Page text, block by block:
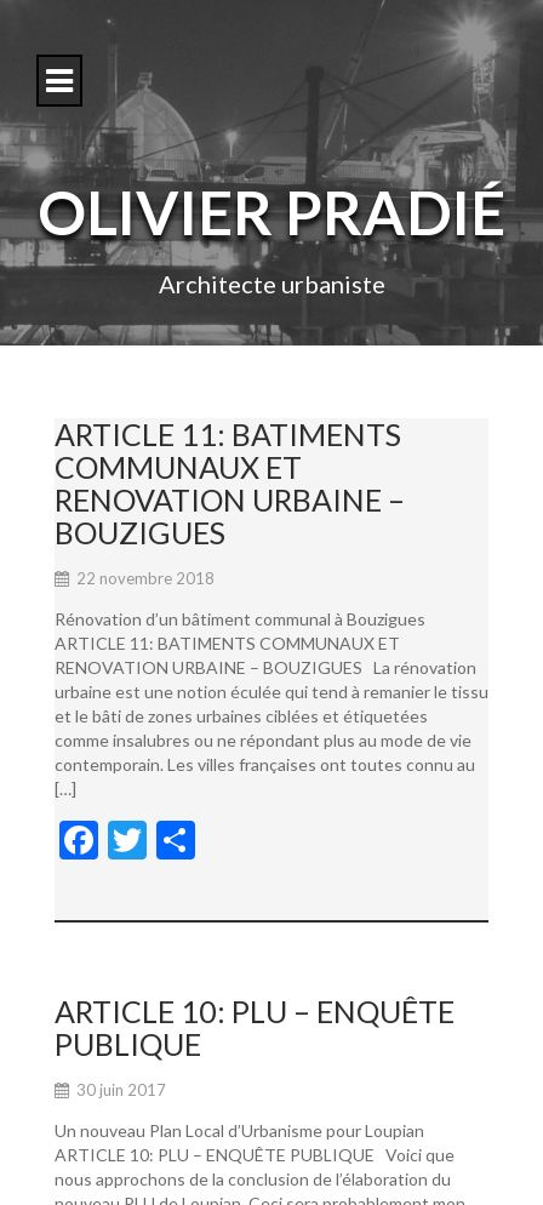
o
c
n
e
OLIVIER PRADIÉ
Architecte urbaniste
ARTICLE 11: BATIMENTS
COMMUNAUX ET
RENOVATION URBAINE –
BOUZIGUES
22 novembre 2018
Rénovation d’un bâtiment communal à Bouzigues
ARTICLE 11: BATIMENTS COMMUNAUX ET
RENOVATION URBAINE – BOUZIGUES La rénovation
urbaine est une notion éculée qui tend à remanier le tissu
et le bâti de zones urbaines ciblées et étiquetées
comme insalubres ou ne répondant plus au mode de vie
contemporain. Les villes françaises ont toutes connu au
[…]
F
e
o
o
k
T
itt ta
er
ARTICLE 10: PLU – ENQUÊTE
PUBLIQUE
30 juin 2017
Un nouveau Plan Local d’Urbanisme pour Loupian
ARTICLE 10: PLU – ENQUÊTE PUBLIQUE Voici que
nous approchons de la conclusion de l’élaboration du